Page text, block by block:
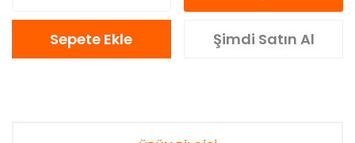
Sepete Ekle Şimdi Satın Al